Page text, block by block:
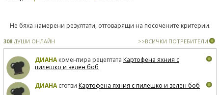
Не бяха намерени резултати, отговарящи на посочените критерии.
308 ДУШИ ОНЛАЙН >>ВСИЧКИ ПОТРЕБИТЕЛИ
ДИАНАкоментира рецептата Картофена яхния с
пилешко и зелен боб
ДИАНАсготви Картофена яхния с пилешко и зелен боб